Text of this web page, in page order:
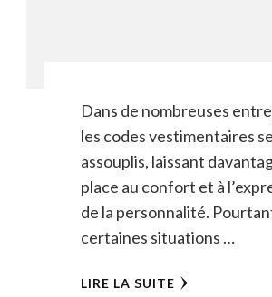
Dans de nombreuses
les codes vestimentaires
assouplis, laissant
place au confort et à
de la personnalité.
certaines situations …
LIRE LA SUITE